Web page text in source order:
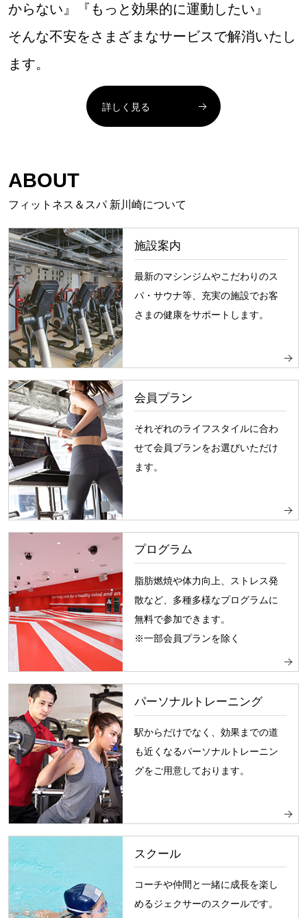
からない』『もっと効果的に運動したい』
そんな不安をさまざまなサービスで解消いたし
ます。
詳しく見る
ABOUT
フィットネス＆スパ 新川崎について
施設案内
最新のマシンジムやこだわりのス
パ・サウナ等、充実の施設でお客
さまの健康をサポートします。
会員プラン
それぞれのライフスタイルに合わ
せて会員プランをお選びいただけ
ます。
プログラム
脂肪燃焼や体力向上、ストレス発
散など、多種多様なプログラムに
無料で参加できます。
※一部会員プランを除く
パーソナルトレーニング
駅からだけでなく、効果までの道
も近くなるパーソナルトレーニン
グをご用意しております。
スクール
コーチや仲間と一緒に成長を楽し
めるジェクサーのスクールです。